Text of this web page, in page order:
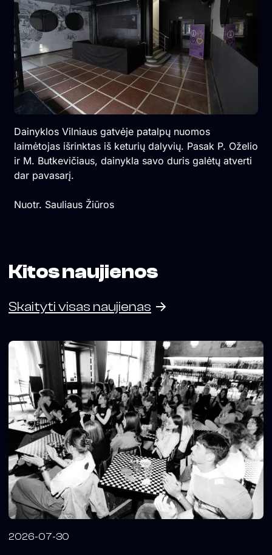
Dainyklos Vilniaus gatvėje patalpų nuomos
laimėtojas išrinktas iš keturių dalyvių. Pasak P. Oželio
ir M. Butkevičiaus, dainykla savo duris galėtų atverti
dar pavasarį.
Nuotr. Sauliaus Žiūros
Kitos naujienos
Skaityti visas naujienas
2026-07-30